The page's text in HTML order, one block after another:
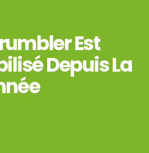
Est
Depuis La